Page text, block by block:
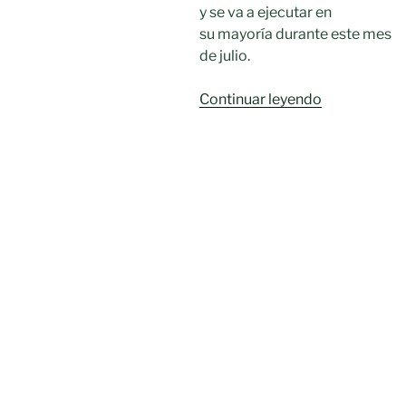
y se va a ejecutar en
su mayoría durante este mes
de julio.
Continuar leyendo